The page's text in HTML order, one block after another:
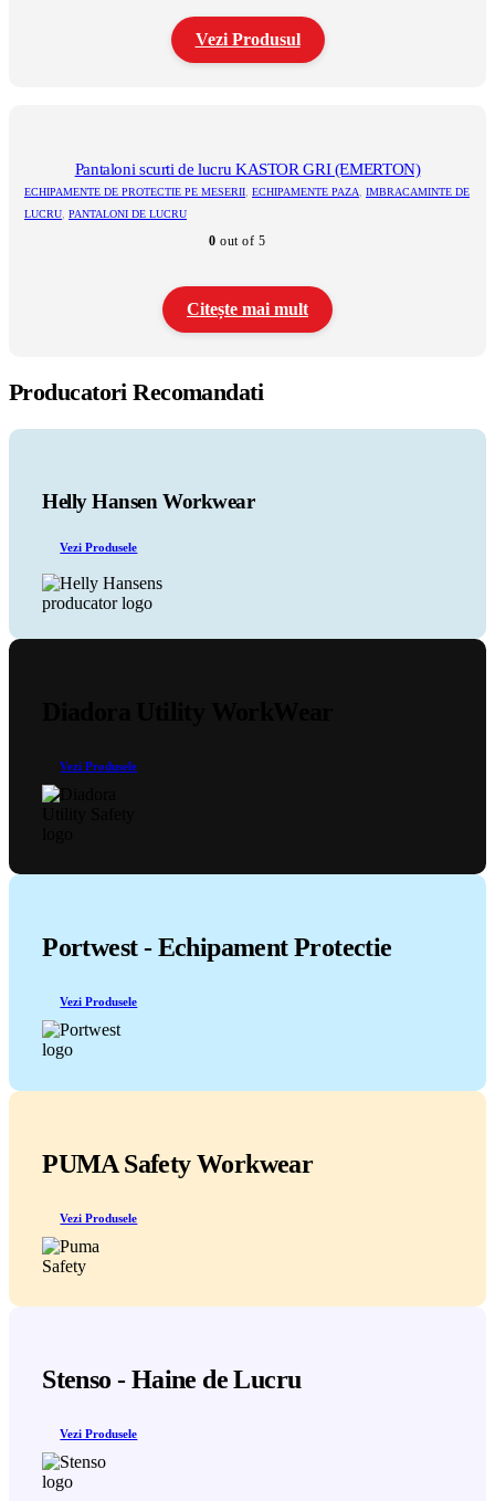
Vezi Produsul
variații.
Opțiunile
pot
Pantaloni scurti de lucru KASTOR GRI (EMERTON)
ECHIPAMENTE DE PROTECTIE PE MESERII, ECHIPAMENTE PAZA, IMBRACAMINTE DE
LUCRU, PANTALONI DE LUCRU
0 out of 5
Citește mai mult
Producatori Recomandati
Helly Hansen Workwear
Vezi Produsele
Vezi Produsele
Portwest - Echipament Protectie
Vezi Produsele
PUMA Safety Workwear
Vezi Produsele
Stenso - Haine de Lucru
Vezi Produsele